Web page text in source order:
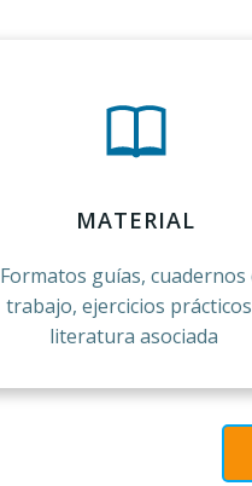
MATERIAL
Formatos guías, cuadernos
trabajo, ejercicios
literatura asociada